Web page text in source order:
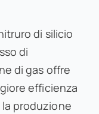
di silicio
di
di gas offre
efficienza
produzione